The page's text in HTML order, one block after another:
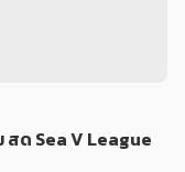
สด Sea V League